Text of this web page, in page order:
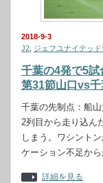
2018-9-3
J2 ジェフユナイテッ
千葉の4発で5
第31節山口vs千
千葉の先制点：船
2列目から走り込ん
しまう。ワシント
ケーション不足か
詳細を見る